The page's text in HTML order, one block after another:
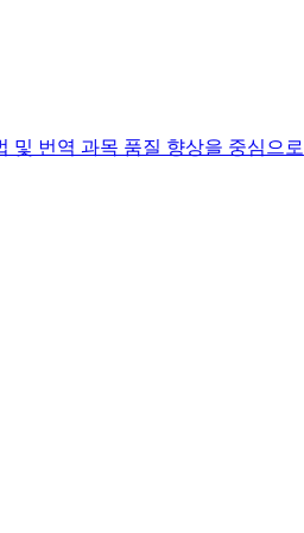
및 번역 과목 품질 향상을 중심으로